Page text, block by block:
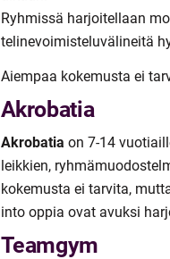
Ryhmissä harjoitellaan
telinevoimisteluvälineitä
Aiempaa kokemusta ei
Akrobatia
Akrobatia on 7-14
leikkien,
kokemusta ei tarvita,
into oppia ovat avuksi
Teamgym